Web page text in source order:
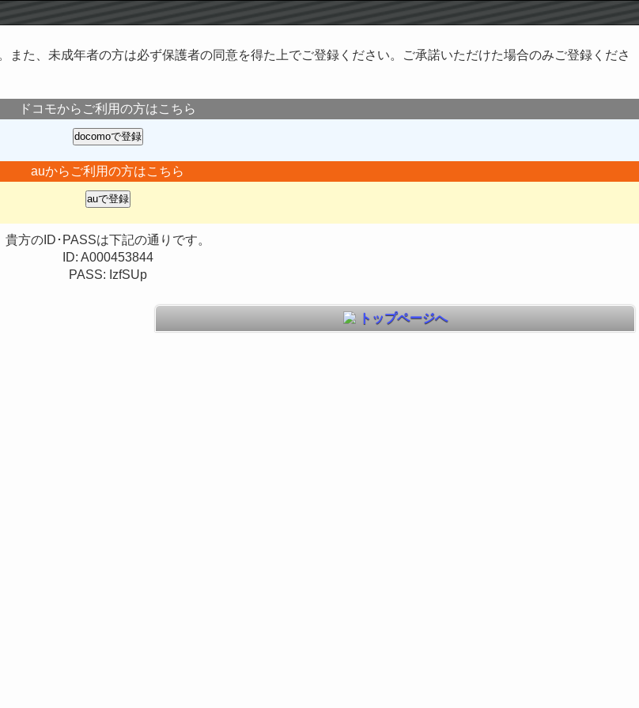
また、未成年者の方は必ず保護者の同意を得た上でご登録ください。ご承諾いただけた場合のみご登録くださ
ドコモからご利用の方はこちら
auからご利用の方はこちら
貴方のID･PASSは下記の通りです。
ID: A000453844
PASS: IzfSUp
トップページへ